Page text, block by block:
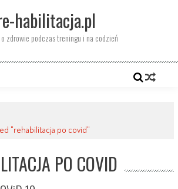
habilitacja.pl
o zdrowie podczas treningu i na codzień
"rehabilitacja po covid"
PO COVID